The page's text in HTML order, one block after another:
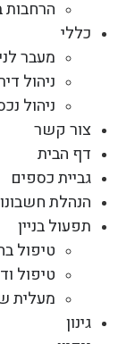
הרחבות
כללי
מעבר
ניהול
ניהול
צור קשר
דף הבית
גביית כספים
הנהלת
תפעול בניין
טיפול
טיפול
מעלית
גינון